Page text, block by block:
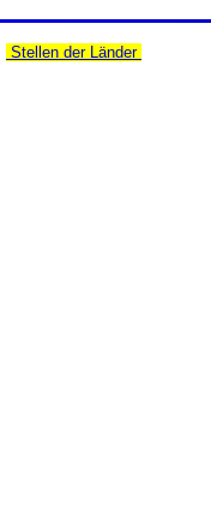
Stellen der Länder